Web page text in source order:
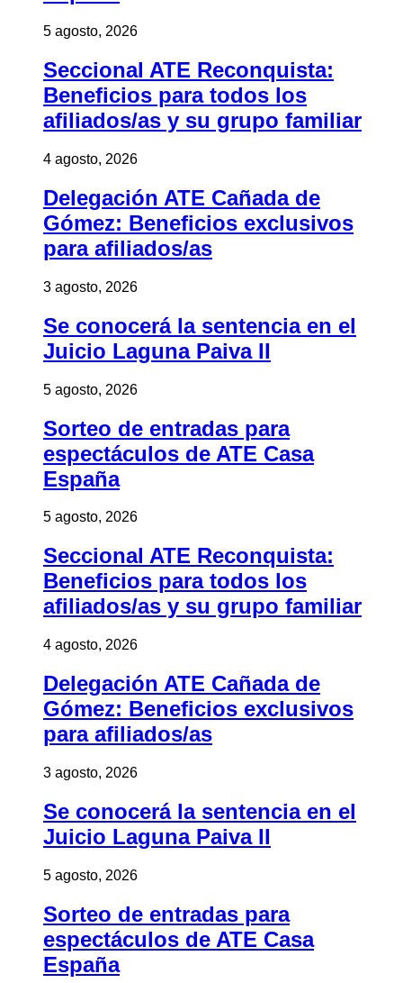
5 agosto, 2026
Seccional ATE Reconquista:
Beneficios para todos los
afiliados/as y su grupo familiar
4 agosto, 2026
Delegación ATE Cañada de
Gómez: Beneficios exclusivos
para afiliados/as
3 agosto, 2026
Se conocerá la sentencia en el
Juicio Laguna Paiva II
5 agosto, 2026
Sorteo de entradas para
espectáculos de ATE Casa
España
5 agosto, 2026
Seccional ATE Reconquista:
Beneficios para todos los
afiliados/as y su grupo familiar
4 agosto, 2026
Delegación ATE Cañada de
Gómez: Beneficios exclusivos
para afiliados/as
3 agosto, 2026
Se conocerá la sentencia en el
Juicio Laguna Paiva II
5 agosto, 2026
Sorteo de entradas para
espectáculos de ATE Casa
España